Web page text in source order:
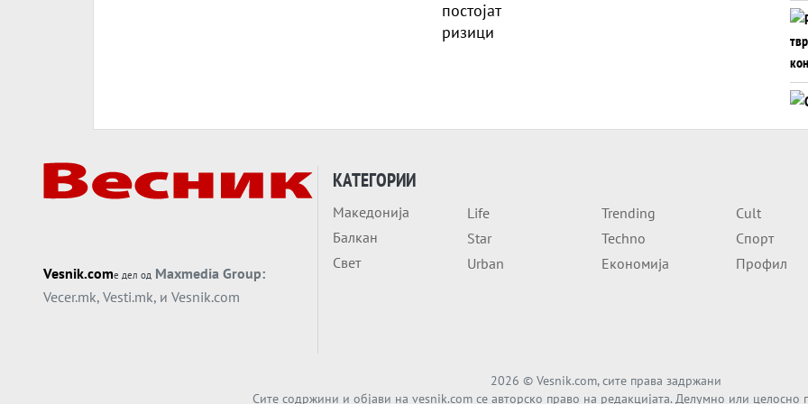
Vesnik.comе дел од Maxmedia Group:
Vecer.mk, Vesti.mk, и Vesnik.com
КАТЕГОРИИ
Македонија
Балкан
Свет
Life
Star
Urban
Trending
Techno
Економија
Cult
Спорт
Профил
2026 © Vesnik.com, сите права задржани
Сите содржини и објави на vesnik.com се авторско право на редакцијата. Делумно или целосно